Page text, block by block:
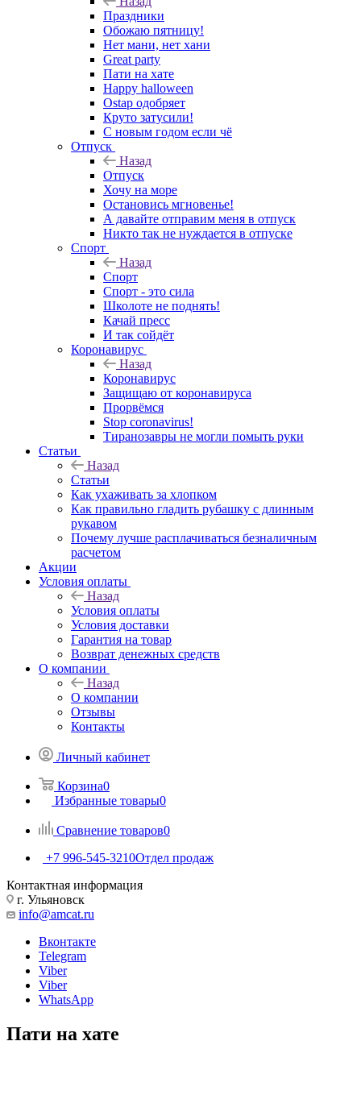
Праздники
Обожаю пятницу!
Нет мани, нет хани
Great party
Пати на хате
Happy halloween
Ostap одобряет
Круто затусили!
С новым годом если чё
Отпуск
Назад
Отпуск
Хочу на море
Остановись мгновенье!
А давайте отправим меня в отпуск
Никто так не нуждается в отпуске
Спорт
Назад
Спорт
Спорт - это сила
Школоте не поднять!
Качай пресс
И так сойдёт
Коронавирус
Назад
Коронавирус
Защищаю от коронавируса
Прорвёмся
Stop coronavirus!
Тиранозавры не могли помыть руки
Статьи
Назад
Статьи
Как ухаживать за хлопком
Как правильно гладить рубашку с длинным
рукавом
Почему лучше расплачиваться безналичным
расчетом
Акции
Условия оплаты
Назад
Условия оплаты
Условия доставки
Гарантия на товар
Возврат денежных средств
О компании
Назад
О компании
Отзывы
Контакты
Личный кабинет
Корзина0
Избранные товары0
Сравнение товаров0
+7 996-545-3210Отдел продаж
Контактная информация
г. Ульяновск
info@amcat.ru
Вконтакте
Telegram
Viber
Viber
WhatsApp
Пати на хате